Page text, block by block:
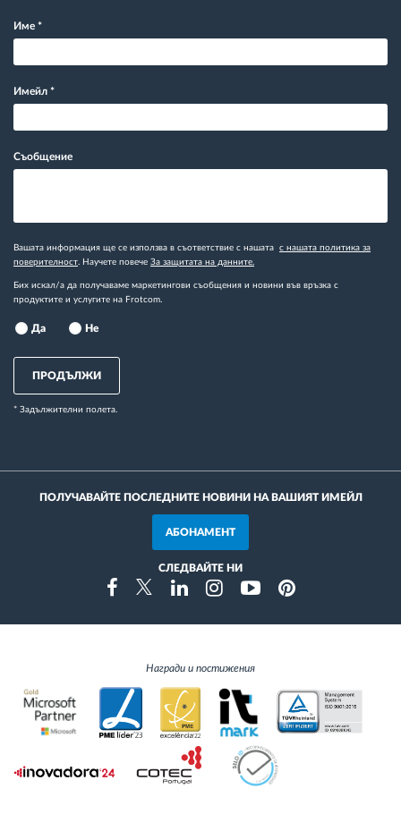
Име *
Имейл *
Съобщение
Вашата информация ще се използва в съответствие с нашата с нашата политика за
поверителност . Научете повече За защитата на данните.
Бих искал/а да получаваме маркетингови съобщения и новини във връзка с
продуктите и услугите на Frotcom.
Да Не
ПРОДЪЛЖИ
* Задължителни полета.
ПОЛУЧАВАЙТЕ ПОСЛЕДНИТЕ НОВИНИ НА ВАШИЯТ ИМЕЙЛ
АБОНАМЕНТ
СЛЕДВАЙТЕ НИ
FacebookTwitterLinkedinInstragramYoutubePinterest
Награди и постижения